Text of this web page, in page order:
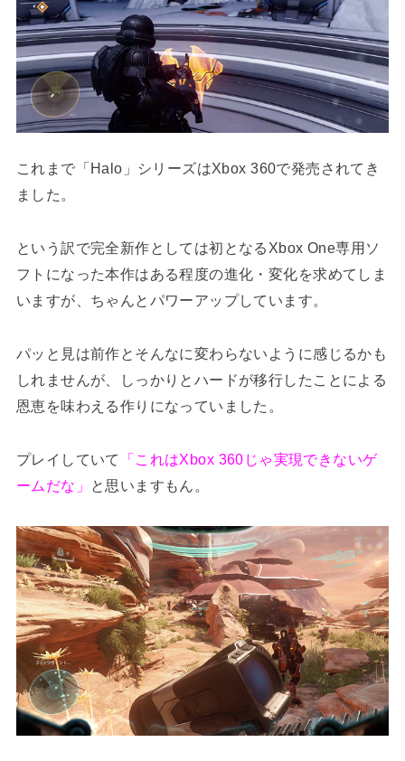
これまで「Halo」シリーズはXbox 360で発売されてき
ました。
という訳で完全新作としては初となるXbox One専用ソ
フトになった本作はある程度の進化・変化を求めてしま
いますが、ちゃんとパワーアップしています。
パッと見は前作とそんなに変わらないように感じるかも
しれませんが、しっかりとハードが移行したことによる
恩恵を味わえる作りになっていました。
プレイしていて
「これはXbox 360じゃ実現できないゲ
ームだな」
と思いますもん。